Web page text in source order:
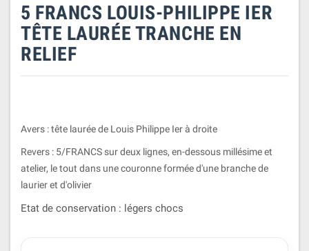
5 FRANCS LOUIS-PHILIPPE IER
TÊTE LAURÉE TRANCHE EN
RELIEF
Avers : tête laurée de Louis Philippe Ier à droite
Revers : 5/FRANCS sur deux lignes, en-dessous millésime et
atelier, le tout dans une couronne formée d'une branche de
laurier et d'olivier
Etat de conservation : légers chocs